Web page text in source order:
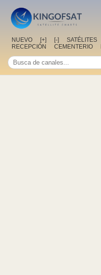
NUEVO [+] [-] SATÉLITES
RECEPCIÓN
CEMENTERIO